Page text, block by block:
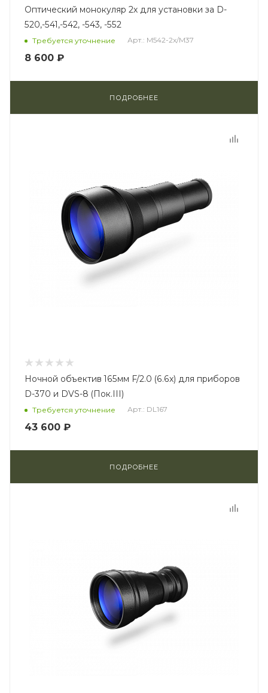
Оптический монокуляр 2х для установки за D-
520,-541,-542, -543, -552
Требуется уточнение Арт.: M542-2x/M37
8 600 ₽
ПОДРОБНЕЕ
Ночной объектив 165мм F/2.0 (6.6х) для приборов
D-370 и DVS-8 (Пок.III)
Требуется уточнение Арт.: DL167
43 600 ₽
ПОДРОБНЕЕ